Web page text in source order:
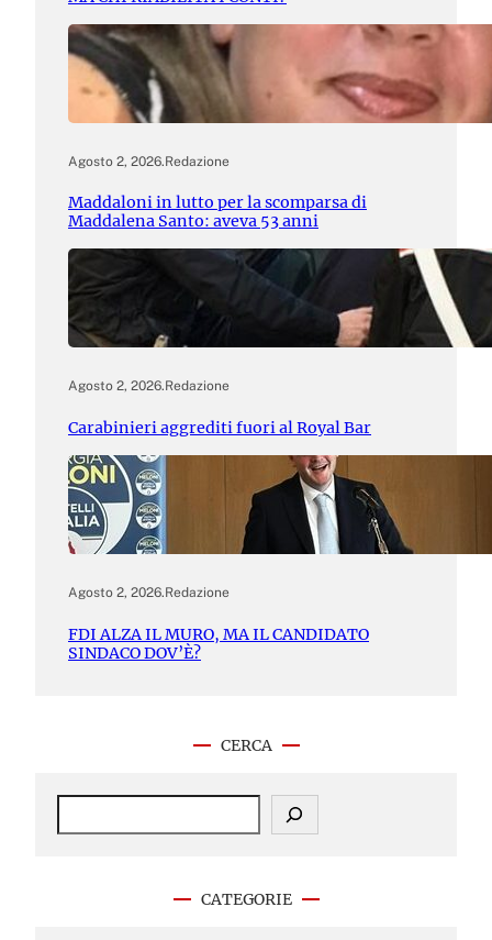
Agosto 2, 2026.Redazione
Maddaloni in lutto per la scomparsa di
Maddalena Santo: aveva 53 anni
Agosto 2, 2026.Redazione
Carabinieri aggrediti fuori al Royal Bar
Agosto 2, 2026.Redazione
FDI ALZA IL MURO, MA IL CANDIDATO
SINDACO DOV’È?
CERCA
S
CATEGORIE